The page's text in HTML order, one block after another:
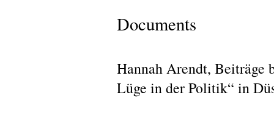
Documents
Hannah Arendt, Beiträge
Lüge in der Politik“ in